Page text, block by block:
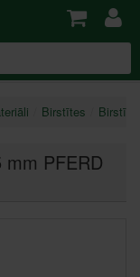
Birstītes
PFERD